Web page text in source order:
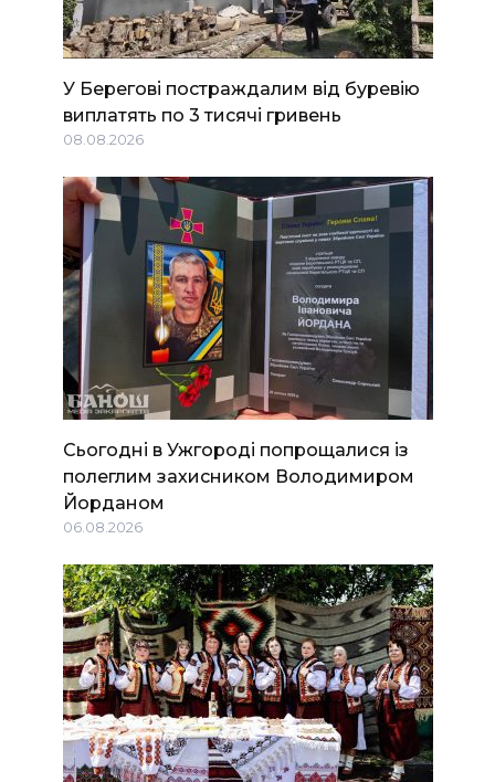
У Берегові постраждалим від буревію
виплатять по 3 тисячі гривень
08.08.2026
Сьогодні в Ужгороді попрощалися із
полеглим захисником Володимиром
Йорданом
06.08.2026